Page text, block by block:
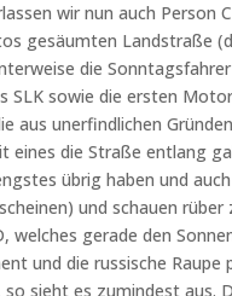
wir nun auch Person
gesäumten Landstraße
die
SLK sowie die ersten
aus unerfindlichen
eines die Straße entlang
übrig haben und
und schauen rüber
welches gerade den
und die russische Raupe
so sieht es zumindest aus.